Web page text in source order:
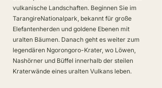
vulkanische Landschaften. Beginnen Sie im
TarangireNationalpark, bekannt für große
Elefantenherden und goldene Ebenen mit
uralten Bäumen. Danach geht es weiter zum
legendären Ngorongoro-Krater, wo Löwen,
Nashörner und Büffel innerhalb der steilen
Kraterwände eines uralten Vulkans leben.